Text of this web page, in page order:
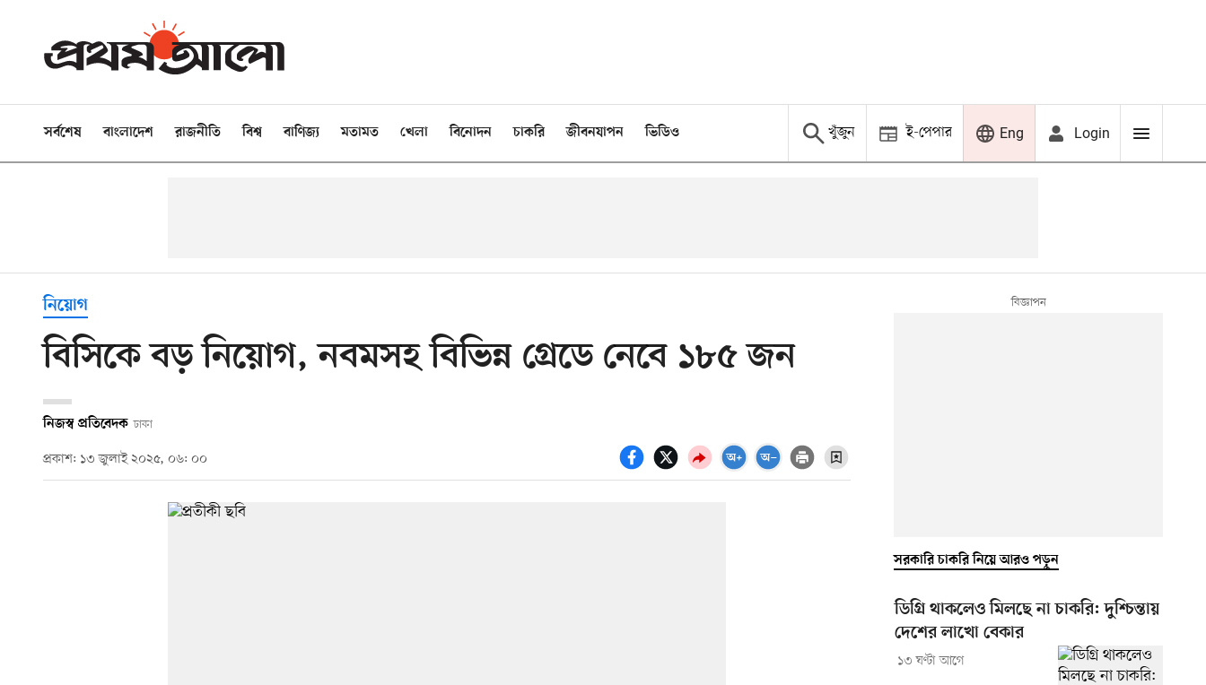
সর্বশেষ বাংলাদেশ রাজনীতি বিশ্ব বাণিজ্য মতামত খেলা বিনোদন চাকরি জীবনযাপন ভিডিও খুঁজুন ই-পেপার Eng Login
নিয়োগ
বিসিকে বড় নিয়োগ, নবমসহ বিভিন্ন গ্রেডে নেবে ১৮৫ জন
নিজস্ব প্রতিবেদক ঢাকা
প্রকাশ: ১৩ জুলাই ২০২৫, ০৬: ০০
সরকারি চাকরি নিয়ে আরও পড়ুন
ডিগ্রি থাকলেও মিলছে না চাকরি: দুশ্চিন্তায়
দেশের লাখো বেকার
১৩ ঘণ্টা আগে